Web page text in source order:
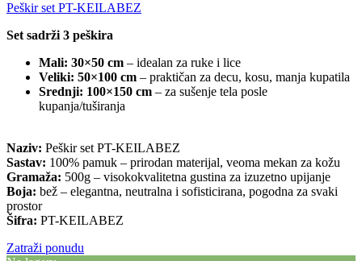
Peškir set PT-KEILABEZ
Set sadrži 3 peškira
Mali: 30×50 cm – idealan za ruke i lice
Veliki: 50×100 cm – praktičan za decu, kosu, manja kupatila
Srednji: 100×150 cm – za sušenje tela posle
kupanja/tuširanja
Naziv: Peškir set PT-KEILABEZ
Sastav: 100% pamuk – prirodan materijal, veoma mekan za kožu
Gramaža: 500g – visokokvalitetna gustina za izuzetno upijanje
Boja: bež – elegantna, neutralna i sofisticirana, pogodna za svaki
prostor
Šifra: PT-KEILABEZ
Zatraži ponudu